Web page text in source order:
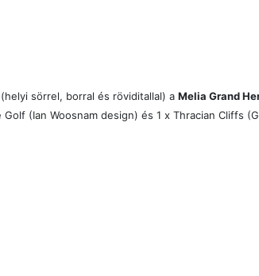
sörrel, borral és röviditallal) a Melia Grand
(Ian Woosnam design) és 1 x Thracian Cliffs